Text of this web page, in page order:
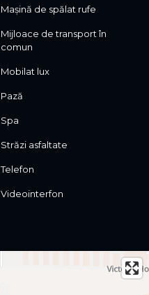
Mașină de spălat rufe
Mijloace de transport în
comun
Mobilat lux
Pază
Spa
Străzi asfaltate
Telefon
Videointerfon